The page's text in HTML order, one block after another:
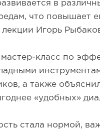
в
что повышает
Игорь
класс по
а также
«удобных»
стала нормой,